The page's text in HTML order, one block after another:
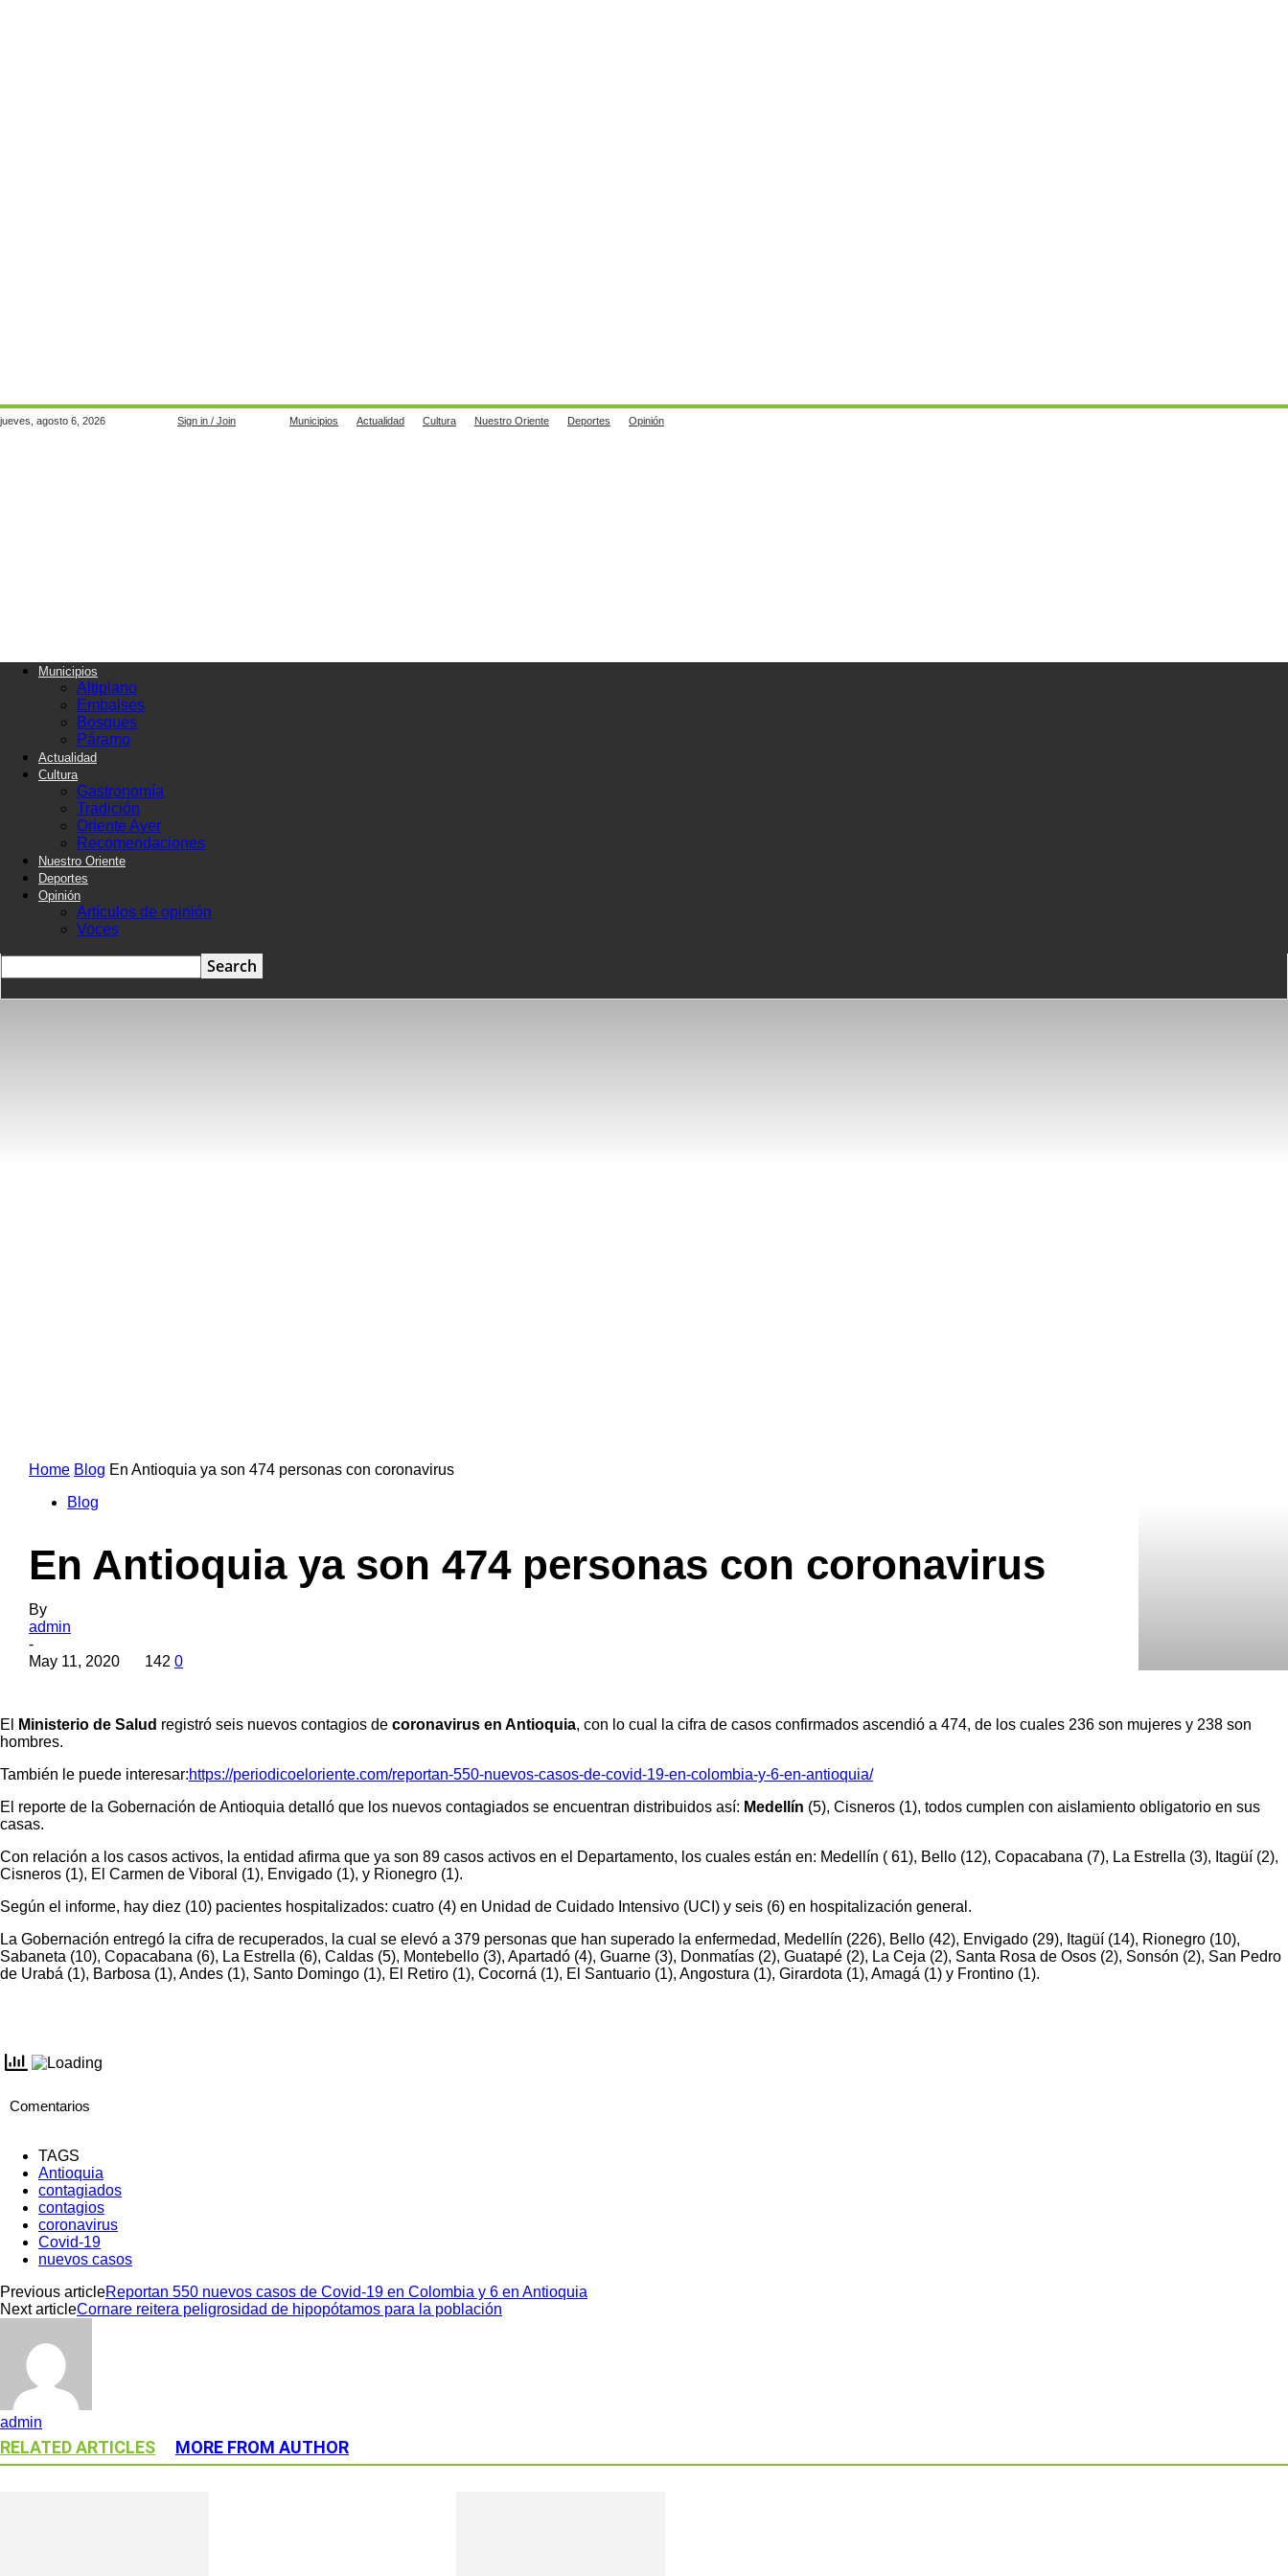
jueves, agosto 6, 2026 Sign in / Join Municipios Actualidad Cultura Nuestro Oriente Deportes Opinión
Municipios
Altiplano
Embalses
Bosques
Páramo
Actualidad
Cultura
Gastronomía
Tradición
Oriente Ayer
Recomendaciones
Nuestro Oriente
Deportes
Opinión
Artículos de opinión
Voces
Home Blog En Antioquia ya son 474 personas con coronavirus
Blog
En Antioquia ya son 474 personas con coronavirus
By
admin
-
May 11, 2020
142 0
El Ministerio de Salud registró seis nuevos contagios de coronavirus en Antioquia, con lo cual la cifra de casos confirmados ascendió a 474, de los cuales 236 son mujeres y 238 son
hombres.
También le puede interesar:https://periodicoeloriente.com/reportan-550-nuevos-casos-de-covid-19-en-colombia-y-6-en-antioquia/
El reporte de la Gobernación de Antioquia detalló que los nuevos contagiados se encuentran distribuidos así: Medellín (5), Cisneros (1), todos cumplen con aislamiento obligatorio en sus
casas.
Con relación a los casos activos, la entidad afirma que ya son 89 casos activos en el Departamento, los cuales están en: Medellín ( 61), Bello (12), Copacabana (7), La Estrella (3), Itagüí (2),
Cisneros (1), El Carmen de Viboral (1), Envigado (1), y Rionegro (1).
Según el informe, hay diez (10) pacientes hospitalizados: cuatro (4) en Unidad de Cuidado Intensivo (UCI) y seis (6) en hospitalización general.
La Gobernación entregó la cifra de recuperados, la cual se elevó a 379 personas que han superado la enfermedad, Medellín (226), Bello (42), Envigado (29), Itagüí (14), Rionegro (10),
Sabaneta (10), Copacabana (6), La Estrella (6), Caldas (5), Montebello (3), Apartadó (4), Guarne (3), Donmatías (2), Guatapé (2), La Ceja (2), Santa Rosa de Osos (2), Sonsón (2), San Pedro
de Urabá (1), Barbosa (1), Andes (1), Santo Domingo (1), El Retiro (1), Cocorná (1), El Santuario (1), Angostura (1), Girardota (1), Amagá (1) y Frontino (1).
Comentarios
TAGS
Antioquia
contagiados
contagios
coronavirus
Covid-19
nuevos casos
Previous articleReportan 550 nuevos casos de Covid-19 en Colombia y 6 en Antioquia
Next articleCornare reitera peligrosidad de hipopótamos para la población
admin
RELATED ARTICLES MORE FROM AUTHOR